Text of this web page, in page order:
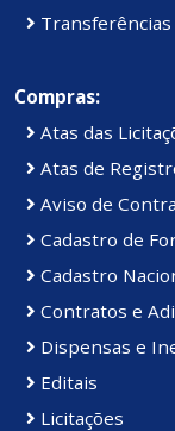
Transferências
Compras:
Atas das
Atas de
Aviso de
Cadastro de
Cadastro
Contratos e
Dispensas e
Editais
Licitações